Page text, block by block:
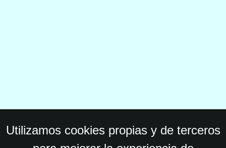
Utilizamos cookies propias y de terceros